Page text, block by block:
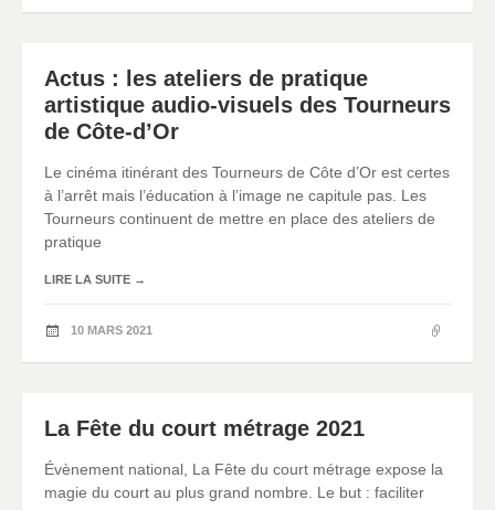
Actus : les ateliers de pratique
artistique audio-visuels des Tourneurs
de Côte-d’Or
Le cinéma itinérant des Tourneurs de Côte d’Or est certes
à l’arrêt mais l’éducation à l’image ne capitule pas. Les
Tourneurs continuent de mettre en place des ateliers de
pratique
LIRE LA SUITE →
10 MARS 2021
La Fête du court métrage 2021
Évènement national, La Fête du court métrage expose la
magie du court au plus grand nombre. Le but : faciliter